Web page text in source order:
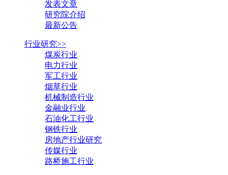
发表文章
研究院介绍
最新公告
行业研究>>
煤炭行业
电力行业
军工行业
烟草行业
机械制造行业
金融业行业
石油化工行业
钢铁行业
房地产行业研究
传媒行业
路桥施工行业